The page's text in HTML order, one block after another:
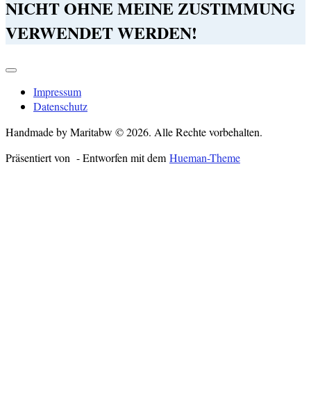
NICHT OHNE MEINE ZUSTIMMUNG
VERWENDET WERDEN!
Impressum
Datenschutz
Handmade by Maritabw © 2026. Alle Rechte vorbehalten.
Präsentiert von - Entworfen mit dem Hueman-Theme